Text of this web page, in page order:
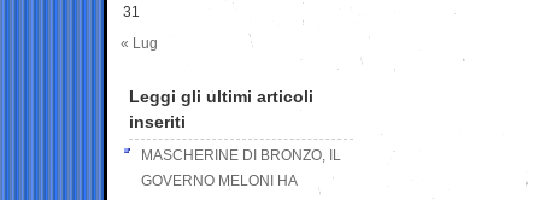
31
« Lug
Leggi gli ultimi articoli
inseriti
MASCHERINE DI BRONZO, IL
GOVERNO MELONI HA